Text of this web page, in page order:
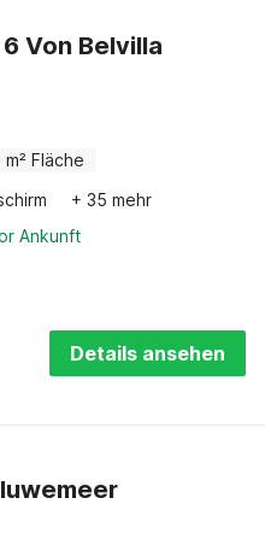
Von Belvilla
m² Fläche
+ 35 mehr
Ankunft
Details ansehen